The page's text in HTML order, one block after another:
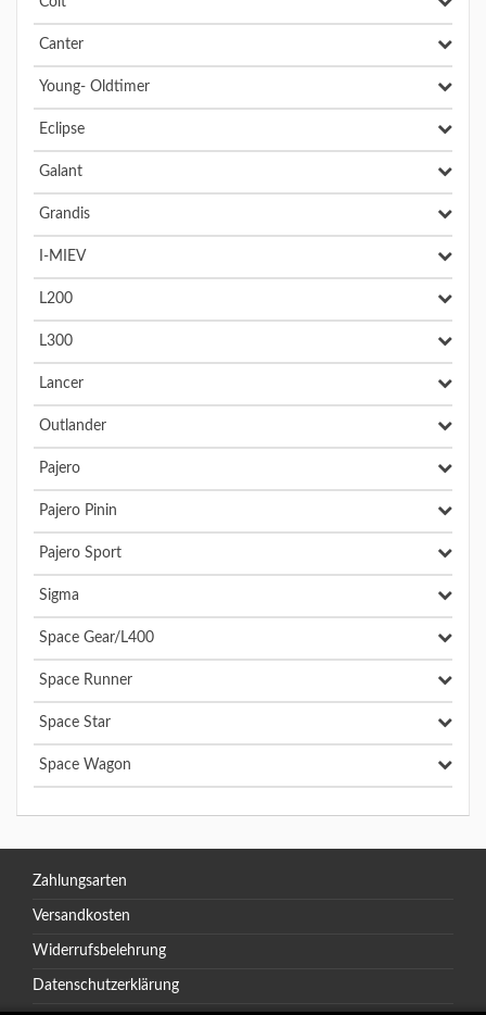
Canter
Young- Oldtimer
Eclipse
Galant
Grandis
I-MIEV
L200
L300
Lancer
Outlander
Pajero
Pajero Pinin
Pajero Sport
Sigma
Space Gear/L400
Space Runner
Space Star
Space Wagon
Zahlungsarten
Versandkosten
Widerrufsbelehrung
Datenschutzerklärung